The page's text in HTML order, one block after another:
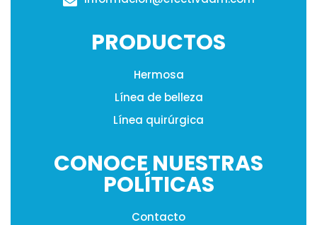
PRODUCTOS
Hermosa
Línea de belleza
Línea quirúrgica
CONOCE NUESTRAS
POLÍTICAS
Contacto